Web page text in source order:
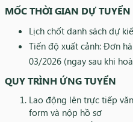
MỐC THỜI GIAN DỰ
Lịch chốt danh sách dự
Tiến độ xuất cảnh: Đơn
03/2026 (ngay sau khi
QUY TRÌNH ỨNG TUYỂN
Lao động lên trực tiếp
form và nộp hồ sơ